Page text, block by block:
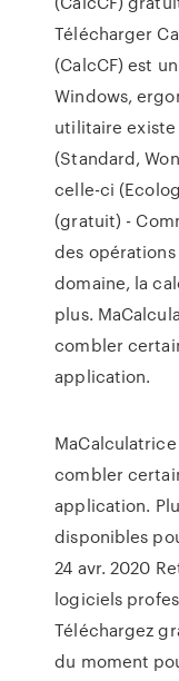
Télécharger
(CalcCF) est
Windows,
utilitaire
(Standard,
celle-ci
(gratuit) -
des
domaine, la
plus.
combler
application.
combler
application.
disponibles
24 avr. 2020
logiciels
Téléchargez
du moment